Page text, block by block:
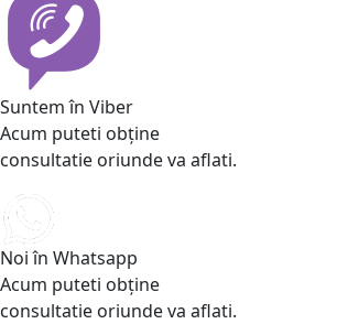
Suntem în Viber
Acum puteti obține
consultatie oriunde va aflati.
Noi în Whatsapp
Acum puteti obține
consultatie oriunde va aflati.